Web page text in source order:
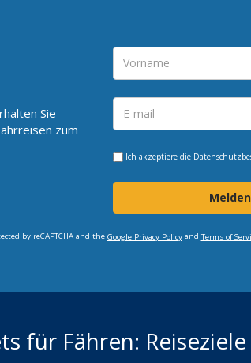
Sie
zum
Ich akzeptiere die
by reCAPTCHA and the Google Privacy Policyand Terms of
für Fähren: Reiseziele